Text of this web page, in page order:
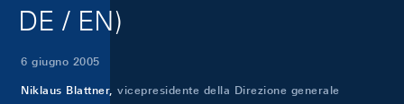
DE / EN)
6 giugno 2005
Niklaus Blattner, vicepresidente della Direzione generale